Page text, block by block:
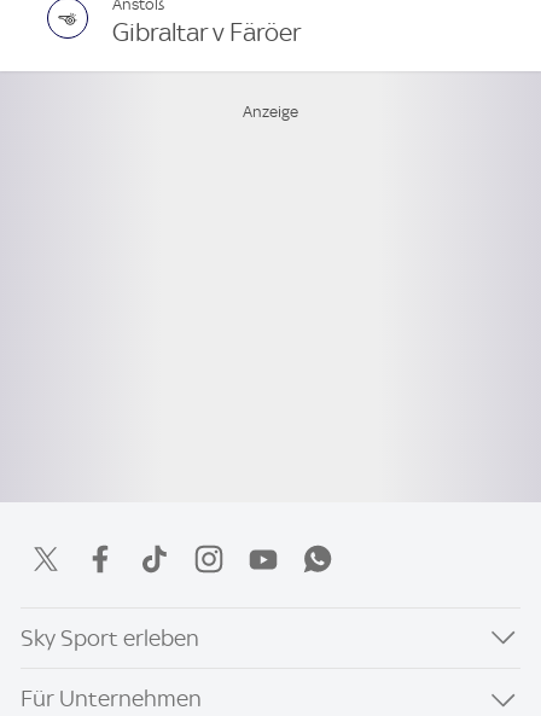
Anstoß
Gibraltar v Färöer
Sky Sport erleben
Für Unternehmen